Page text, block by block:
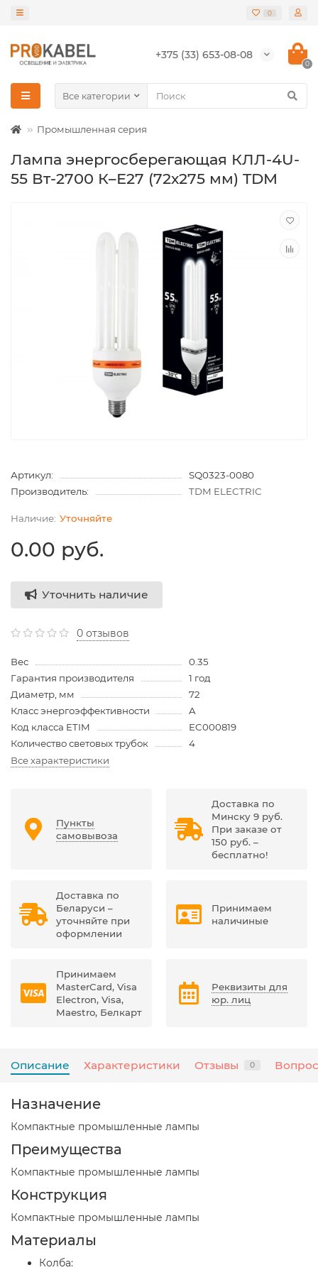
0
+375 (33) 653-08-08
0
Все категории
Промышленная серия
Лампа энергосберегающая КЛЛ-4U-
55 Вт-2700 К–Е27 (72х275 мм) TDM
Артикул:
SQ0323-0080
Производитель:
TDM ELECTRIC
Уточняйте
0.00 руб.
Уточнить наличие
0 отзывов
Вес
0.35
Гарантия производителя
1 год
Диаметр, мм
72
Класс энергоэффективности
A
Код класса ETIM
EC000819
Количество световых трубок
4
Все характеристики
Пункты
самовывоза
Доставка по
Минску 9 руб.
При заказе от
150 руб. –
бесплатно!
Доставка по
Беларуси –
уточняйте при
оформлении
Принимаем
наличиные
Принимаем
MasterCard, Visa
Electron, Visa,
Maestro, Белкарт
Реквизиты для
юр. лиц
Описание Характеристики Отзывы 0
Назначение
Компактные промышленные лампы
Преимущества
Компактные промышленные лампы
Конструкция
Компактные промышленные лампы
Материалы
Колба: